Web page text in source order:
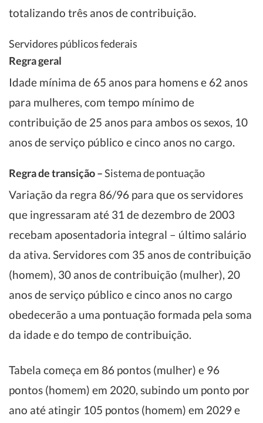
totalizando três anos de contribuição.
Servidores públicos federais
Regra geral
Idade mínima de 65 anos para homens e 62 anos
para mulheres, com tempo mínimo de
contribuição de 25 anos para ambos os sexos, 10
anos de serviço público e cinco anos no cargo.
Regra de transição –Sistema de pontuação
Variação da regra 86/96 para que os servidores
que ingressaram até 31 de dezembro de 2003
recebam aposentadoria integral – último salário
da ativa. Servidores com 35 anos de contribuição
(homem), 30 anos de contribuição (mulher), 20
anos de serviço público e cinco anos no cargo
obedecerão a uma pontuação formada pela soma
da idade e do tempo de contribuição.
Tabela começa em 86 pontos (mulher) e 96
pontos (homem) em 2020, subindo um ponto por
ano até atingir 105 pontos (homem) em 2029 e